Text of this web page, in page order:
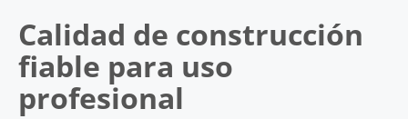
Calidad de construcción
fiable para uso
profesional